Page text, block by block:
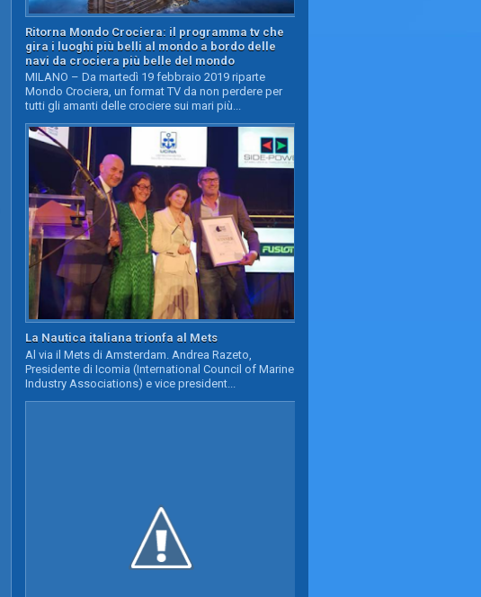
Ritorna Mondo Crociera: il programma tv che
gira i luoghi più belli al mondo a bordo delle
navi da crociera più belle del mondo
MILANO – Da martedì 19 febbraio 2019 riparte
Mondo Crociera, un format TV da non perdere per
tutti gli amanti delle crociere sui mari più...
La Nautica italiana trionfa al Mets
Al via il Mets di Amsterdam. Andrea Razeto,
Presidente di Icomia (International Council of Marine
Industry Associations) e vice president...